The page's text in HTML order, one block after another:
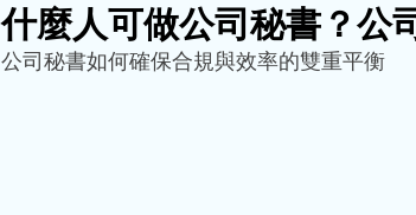
什麼人可做公司秘書？公
公司秘書如何確保合規與效率的雙重平衡